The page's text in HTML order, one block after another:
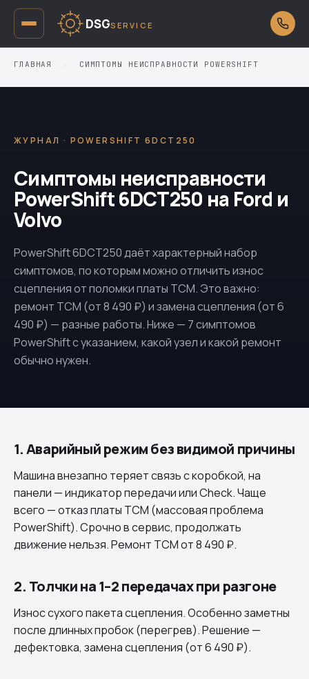
DSGSERVICE
ГЛАВНАЯ СИМПТОМЫ НЕИСПРАВНОСТИ POWERSHIFT
ЖУРНАЛ · POWERSHIFT 6DCT250
Симптомы неисправности
PowerShift 6DCT250 на Ford и
Volvo
PowerShift6DCT250даёт характерный набор
симптомов, по которым можно отличить износ
сцепления от поломки платы TCM. Это важно:
ремонт TCM (от 8 490 ₽) и замена сцепления (от 6
490 ₽) — разные работы. Ниже — 7 симптомов
PowerShift с указанием, какой узел и какой ремонт
обычно нужен.
1. Аварийный режим без видимой причины
Машина внезапно теряет связь с коробкой, на
панели — индикатор передачи или Check. Чаще
всего — отказ платы TCM (массовая проблема
PowerShift). Срочно в сервис, продолжать
движение нельзя. Ремонт TCM от 8 490 ₽.
2. Толчки на 1–2 передачах при разгоне
Износ сухого пакета сцепления. Особенно заметны
после длинных пробок (перегрев). Решение —
дефектовка, замена сцепления (от 6 490 ₽).